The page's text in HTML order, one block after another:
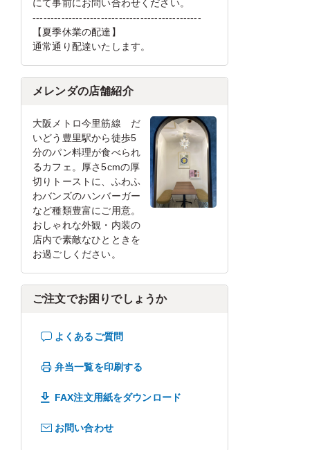
にて事前にお問い合わせください。
-----------------------------------------------
【夏季休業の配達】
通常通り配達いたします。
メレンダの店舗紹介
大阪メトロ今里筋線 だ
いどう豊里駅から徒歩5
分のパン料理が食べられ
るカフェ。厚さ5cmの厚
切りトーストに、ふわふ
わバンズのハンバーガー
など種類豊富にご用意。
おしゃれな外観・内装の
店内で素敵なひとときを
お過ごしください。
ご注文でお困りでしょうか
よくあるご質問
弁当一覧を印刷する
FAX注文用紙をダウンロード
お問い合わせ